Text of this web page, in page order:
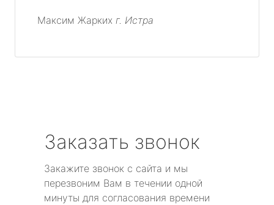
Максим Жарких г. Истра
Заказать звонок
Закажите звонок с сайта и мы
перезвоним Вам в течении одной
минуты для согласования времени